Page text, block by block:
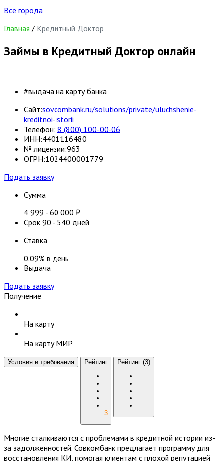
Все города
Главная / Кредитный Доктор
Займы в Кредитный Доктор онлайн
#выдача на карту банка
Сайт:sovcombank.ru/solutions/private/uluchshenie-
kreditnoi-istorii
Телефон: 8 (800) 100-00-06
ИНН:4401116480
№ лицензии:963
ОГРН:1024400001779
Подать заявку
Сумма
4 999 - 60 000 ₽
Срок 90 - 540 дней
Ставка
0.09% в день
Выдача
Подать заявку
Получение
На карту
На карту МИР
Условия и требования Рейтинг
3
Рейтинг (3)
Многие сталкиваются с проблемами в кредитной истории из-
за задолженностей. Совкомбанк предлагает программу для
восстановления КИ, помогая клиентам с плохой репутацией